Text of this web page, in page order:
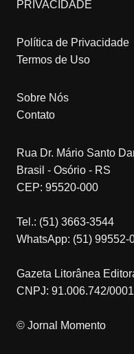
PRIVACIDADE
Política de Privacidade
Termos de Uso
Sobre Nós
Contato
Rua Dr. Mário Santo
Brasil - Osório - RS
CEP: 95520-000
Tel.: (51) 3663-3544
WhatsApp: (51) 99552-
Gazeta Litorânea
CNPJ: 91.006.742/
© Jornal Momento